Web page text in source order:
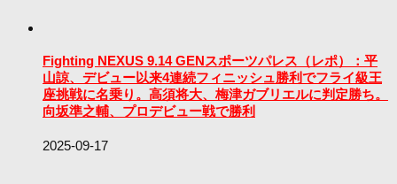
Fighting NEXUS 9.14 GENスポーツパレス（レポ）：平
山諒、デビュー以来4連続フィニッシュ勝利でフライ級王
座挑戦に名乗り。高須将大、梅津ガブリエルに判定勝ち。
向坂準之輔、プロデビュー戦で勝利
2025-09-17